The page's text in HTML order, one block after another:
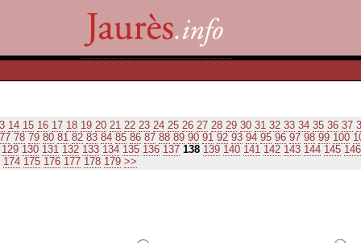
14 15 16 17 18 19 20 21 22 23 24 25 26 27 28 29 30 31 32 33 34 35 36 37
77 78 79 80 81 82 83 84 85 86 87 88 89 90 91 92 93 94 95 96 97 98 99 100
129 130 131 132 133 134 135 136 137 138 139 140 141 142 143 144 145 146
174 175 176 177 178 179 >>